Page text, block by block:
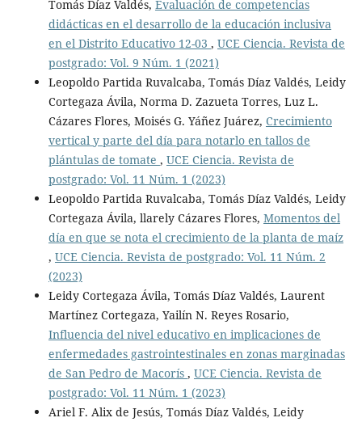
Tomás Díaz Valdés, Evaluación de competencias
didácticas en el desarrollo de la educación inclusiva
en el Distrito Educativo 12-03 , UCE Ciencia. Revista de
postgrado: Vol. 9 Núm. 1 (2021)
Leopoldo Partida Ruvalcaba, Tomás Díaz Valdés, Leidy
Cortegaza Ávila, Norma D. Zazueta Torres, Luz L.
Cázares Flores, Moisés G. Yáñez Juárez, Crecimiento
vertical y parte del día para notarlo en tallos de
plántulas de tomate , UCE Ciencia. Revista de
postgrado: Vol. 11 Núm. 1 (2023)
Leopoldo Partida Ruvalcaba, Tomás Díaz Valdés, Leidy
Cortegaza Ávila, llarely Cázares Flores, Momentos del
día en que se nota el crecimiento de la planta de maíz
, UCE Ciencia. Revista de postgrado: Vol. 11 Núm. 2
(2023)
Leidy Cortegaza Ávila, Tomás Díaz Valdés, Laurent
Martínez Cortegaza, Yailín N. Reyes Rosario,
Influencia del nivel educativo en implicaciones de
enfermedades gastrointestinales en zonas marginadas
de San Pedro de Macorís , UCE Ciencia. Revista de
postgrado: Vol. 11 Núm. 1 (2023)
Ariel F. Alix de Jesús, Tomás Díaz Valdés, Leidy